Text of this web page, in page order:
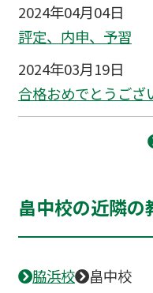
2024年04月04日
評定、内申、予習
2024年03月19日
合格おめでとうござ
畠中校の近隣の
脇浜校 畠中校